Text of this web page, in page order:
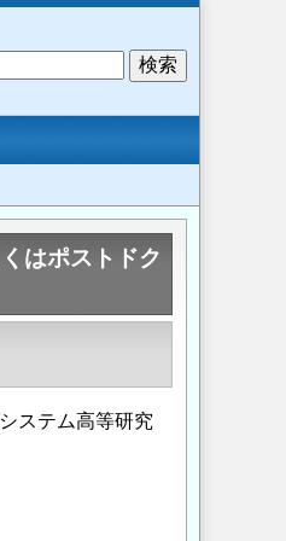
はポストドク
ステム高等研究